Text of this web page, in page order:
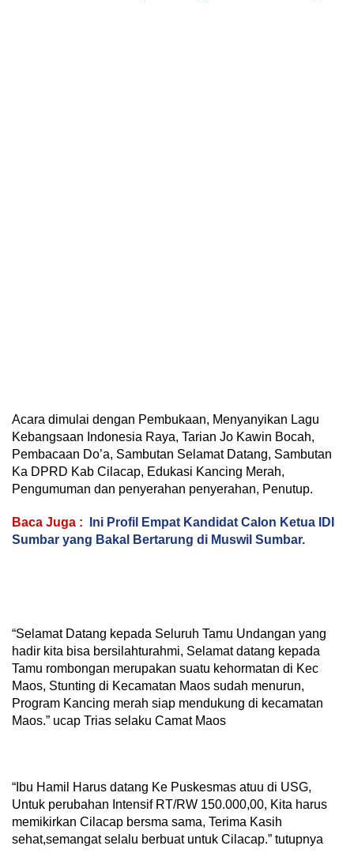
Acara dimulai dengan Pembukaan, Menyanyikan Lagu
Kebangsaan Indonesia Raya, Tarian Jo Kawin Bocah,
Pembacaan Do’a, Sambutan Selamat Datang, Sambutan
Ka DPRD Kab Cilacap, Edukasi Kancing Merah,
Pengumuman dan penyerahan penyerahan, Penutup.
Baca Juga :
Ini Profil Empat Kandidat Calon Ketua IDI
Sumbar yang Bakal Bertarung di Muswil Sumbar.
“Selamat Datang kepada Seluruh Tamu Undangan yang
hadir kita bisa bersilahturahmi, Selamat datang kepada
Tamu rombongan merupakan suatu kehormatan di Kec
Maos, Stunting di Kecamatan Maos sudah menurun,
Program Kancing merah siap mendukung di kecamatan
Maos.” ucap Trias selaku Camat Maos
“Ibu Hamil Harus datang Ke Puskesmas atuu di USG,
Untuk perubahan Intensif RT/RW 150.000,00, Kita harus
memikirkan Cilacap bersma sama, Terima Kasih
sehat,semangat selalu berbuat untuk Cilacap.” tutupnya